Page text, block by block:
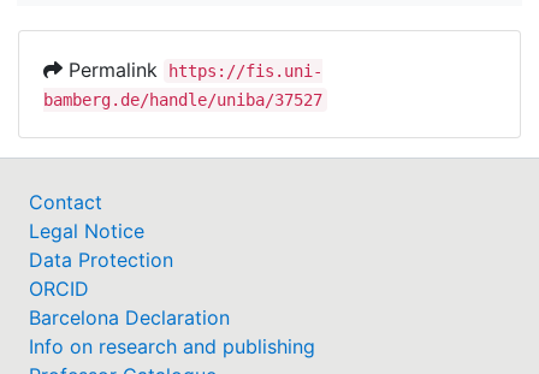
Permalink
https://fis.uni-
bamberg.de/handle/uniba/37527
Contact
Legal Notice
Data Protection
ORCID
Barcelona Declaration
Info on research and publishing